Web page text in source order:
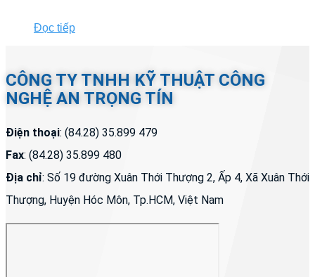
Đọc tiếp
CÔNG TY TNHH KỸ THUẬT CÔNG
NGHỆ AN TRỌNG TÍN
Điện thoại: (84.28) 35.899 479
Fax: (84.28) 35.899 480
Địa chỉ: Số 19 đường Xuân Thới Thượng 2, Ấp 4, Xã Xuân Thới
Thượng, Huyện Hóc Môn, Tp.HCM, Việt Nam